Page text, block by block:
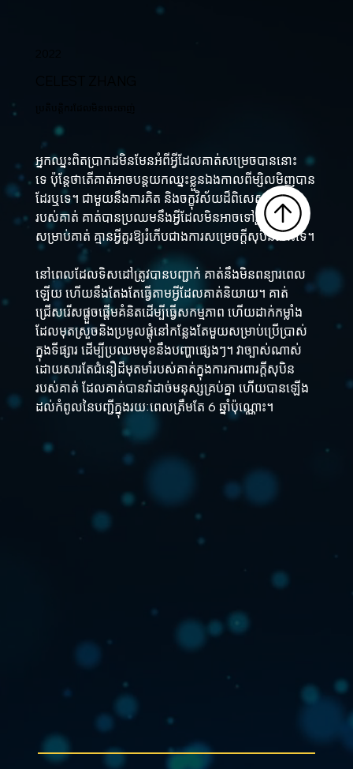
អ្នកឈ្នះពិតប្រាកដមិនមែនអំពីអ្វីដែលគាត់សម្រេចបាននោះ
ទេ ប៉ុន្តែថាតើគាត់អាចបន្តយកឈ្នះខ្លួនឯងកាលពីម្សិលមិញបាន
ដែរឬទេ។ ជាមួយនឹងការគិត និងចក្ខុវិស័យដ៏ពិសេសប្លែកគេ
របស់គាត់ គាត់បានប្រឈមនឹងអ្វីដែលមិនអាចទៅរួច ពីព្រោះ
សម្រាប់គាត់ គ្មានអ្វីគួរឱ្យរំភើបជាងការសម្រេចក្តីសុបិននោះទេ។
នៅពេលដែលទិសដៅត្រូវបានបញ្ជាក់ គាត់នឹងមិនពន្យារពេល
ឡើយ ហើយនឹងតែងតែធ្វើតាមអ្វីដែលគាត់និយាយ។ គាត់
ជ្រើសរើសផ្តួចផ្តើមគំនិតដើម្បីធ្វើសកម្មភាព ហើយដាក់កម្លាំង
ដែលមុតស្រួចនិងប្រមូលផ្តុំនៅកន្លែងតែមួយសម្រាប់ប្រើប្រាស់
ក្នុងទីផ្សារ ដើម្បីប្រឈមមុខនឹងបញ្ហាផ្សេងៗ។ វាច្បាស់ណាស់
ដោយសារតែជំនឿដ៏មុតមាំរបស់គាត់ក្នុងការការពារក្តីសុបិន
របស់គាត់ ដែលគាត់បានវ៉ាដាច់មនុស្សគ្រប់គ្នា ហើយបានឡើង
ដល់កំពូលនៃបញ្ជីក្នុងរយៈពេលត្រឹមតែ 6 ឆ្នាំប៉ុណ្ណោះ។